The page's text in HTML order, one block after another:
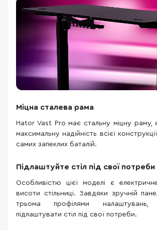
Міцна сталева рама
Hator Vast Pro має стальну міцну раму,
максимальну надійність всієї
самих запеклих баталій.
Підлаштуйте стіл під свої потреби
Особливістю цієї моделі є
висоти стільниці. Завдяки зручній
трьома профілями
підлаштувати стіл під свої потреби.